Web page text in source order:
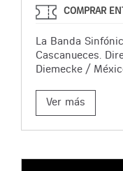
COMPRAR
La Banda
Cascanueces.
Diemecke /
Ver más